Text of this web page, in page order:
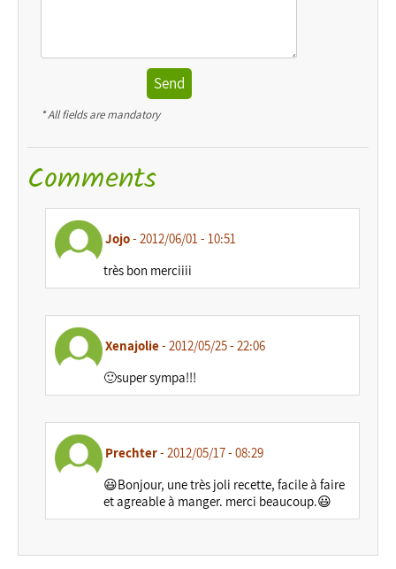
Send
* All fields are mandatory
Comments
Jojo- 2012/06/01 - 10:51
très bon merciiii
Xenajolie- 2012/05/25 - 22:06
🙂super sympa!!!
Prechter- 2012/05/17 - 08:29
😃Bonjour, une très joli recette, facile à faire
et agreable à manger. merci beaucoup.😃